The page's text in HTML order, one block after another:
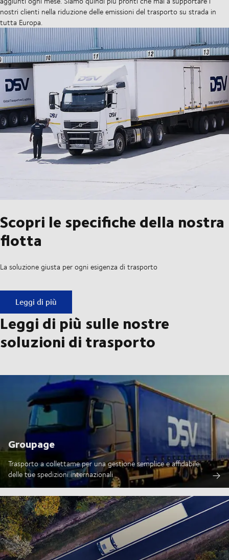
nostri clienti nella riduzione delle emissioni del trasporto su strada in
tutta Europa.
Scopri le specifiche della nostra
flotta
La soluzione giusta per ogni esigenza di trasporto
Scopri le specifiche della nostra flotta
Leggi di più
Leggi di più sulle nostre
soluzioni di trasporto
Groupage
Trasporto a collettame per una gestione semplice e affidabile
delle tue spedizioni internazionali